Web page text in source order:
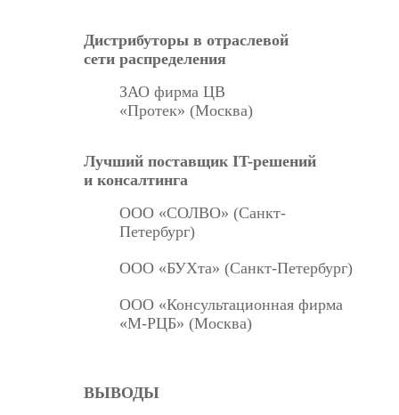
Дистрибуторы в отраслевой
сети распределения
ЗАО фирма ЦВ
«Протек» (Москва)
Лучший поставщик IT-решений
и консалтинга
ООО «СОЛВО» (Санкт-
Петербург)
ООО «БУХта» (Санкт-Петербург)
ООО «Консультационная фирма
«М-РЦБ» (Москва)
ВЫВОДЫ